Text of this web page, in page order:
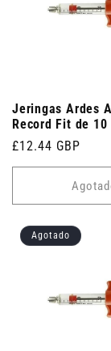
Jeringas Ardes
Record Fit de 10
Precio
habitual
£12.44 GBP
Agotado